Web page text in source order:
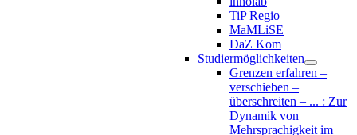
TiP Regio
MaMLiSE
DaZ Kom
Studiermöglichkeiten
Grenzen erfahren –
verschieben –
überschreiten – ... : Zur
Dynamik von
Mehrsprachigkeit im